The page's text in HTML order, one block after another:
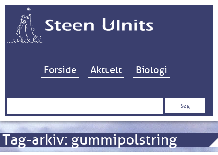
Hop til indhold
Forside Aktuelt Biologi
Søg
Tag-arkiv: gummipolstring